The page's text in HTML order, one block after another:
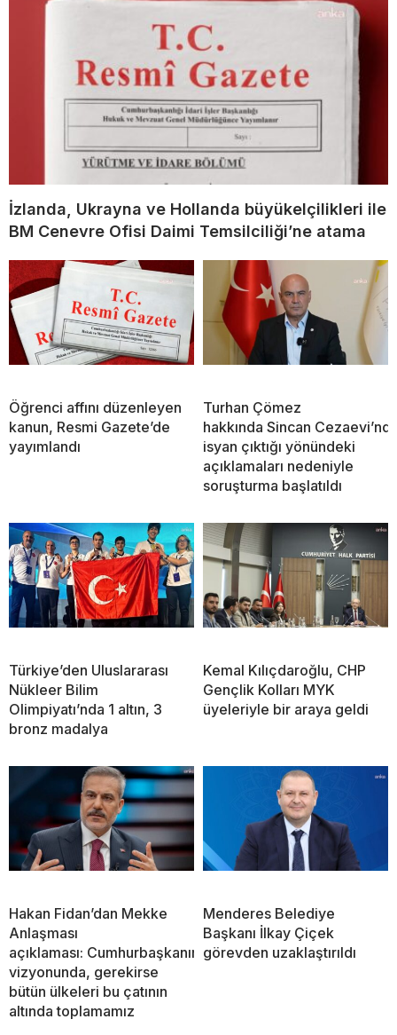
İzlanda, Ukrayna ve Hollanda büyükelçilikleri ile
BM Cenevre Ofisi Daimi Temsilciliği’ne atama
Öğrenci affını düzenleyen
kanun, Resmi Gazete’de
yayımlandı
Turhan Çömez
hakkında Sincan
isyan çıktığı yönündeki
açıklamaları nedeniyle
soruşturma başlatıldı
Türkiye’den Uluslararası
Nükleer Bilim
Olimpiyatı’nda 1 altın, 3
bronz madalya
Kemal Kılıçdaroğlu, CHP
Gençlik Kolları MYK
üyeleriyle bir araya geldi
Hakan Fidan’dan Mekke
Anlaşması
açıklaması: Cumhurbaşkanımızın
vizyonunda, gerekirse
bütün ülkeleri bu çatının
altında toplamamız
Menderes Belediye
Başkanı İlkay Çiçek
görevden uzaklaştırıldı